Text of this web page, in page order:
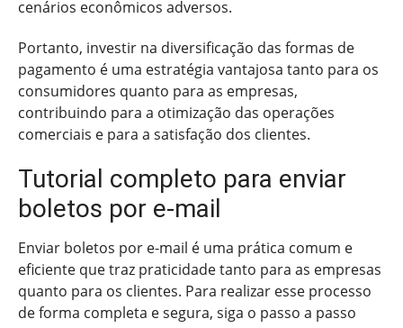
cenários econômicos adversos.
Portanto, investir na diversificação das formas de
pagamento é uma estratégia vantajosa tanto para os
consumidores quanto para as empresas,
contribuindo para a otimização das operações
comerciais e para a satisfação dos clientes.
Tutorial completo para enviar
boletos por e-mail
Enviar boletos por e-mail é uma prática comum e
eficiente que traz praticidade tanto para as empresas
quanto para os clientes. Para realizar esse processo
de forma completa e segura, siga o passo a passo